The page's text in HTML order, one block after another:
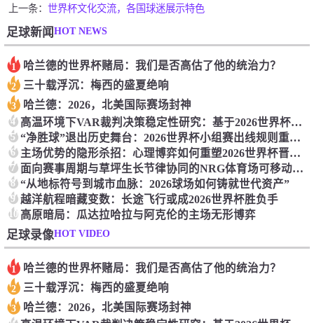
上一条： 世界杯文化交流，各国球迷展示特色
足球新闻HOT NEWS
1 哈兰德的世界杯赌局：我们是否高估了他的统治力？
2 三十载浮沉：梅西的盛夏绝响
3 哈兰德：2026，北美国际赛场封神
4 高温环境下VAR裁判决策稳定性研究：基于2026世界杯的实证分析
5 “净胜球”退出历史舞台：2026世界杯小组赛出线规则重大改革聚焦“进球数”
6 主场优势的隐形杀招：心理博弈如何重塑2026世界杯晋级格局
7 面向赛事周期与草坪生长节律协同的NRG体育场可移动草皮托盘系统养护策略研究
8 “从地标符号到城市血脉：2026球场如何铸就世代资产”
9 越洋航程暗藏变数：长途飞行或成2026世界杯胜负手
10 高原暗局：瓜达拉哈拉与阿克伦的主场无形博弈
足球录像HOT VIDEO
1 哈兰德的世界杯赌局：我们是否高估了他的统治力？
2 三十载浮沉：梅西的盛夏绝响
3 哈兰德：2026，北美国际赛场封神